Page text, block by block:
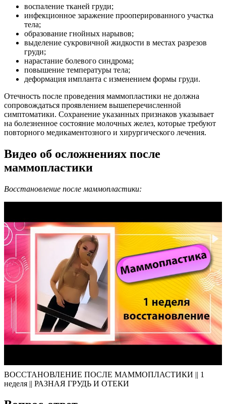
воспаление тканей груди;
инфекционное заражение прооперированного участка
тела;
образование гнойных нарывов;
выделение сукровичной жидкости в местах разрезов
груди;
нарастание болевого синдрома;
повышение температуры тела;
деформация импланта с изменением формы груди.
Отечность после проведения маммопластики не должна
сопровождаться проявлением вышеперечисленной
симптоматики. Сохранение указанных признаков указывает
на болезненное состояние молочных желез, которые требуют
повторного медикаментозного и хирургического лечения.
Видео об осложнениях после
маммопластики
Восстановление после маммопластики:
ВОССТАНОВЛЕНИЕ ПОСЛЕ МАММОПЛАСТИКИ || 1
неделя || РАЗНАЯ ГРУДЬ И ОТЕКИ